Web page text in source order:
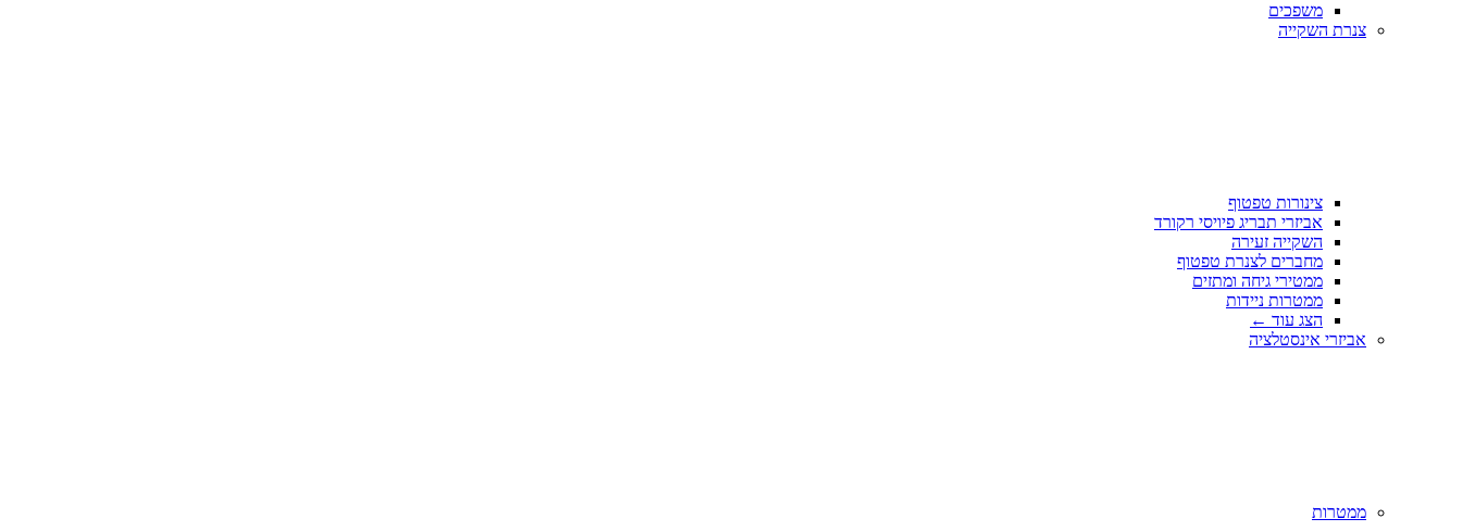
משפכים
צנרת השקייה
צינורות טפטוף
אביזרי תבריג פיויסי רקורד
השקייה זעירה
מחברים לצנרת טפטוף
ממטירי גיחה ומתזים
ממטרות ניידות
הצג עוד ←
אביזרי אינסטלציה
ממטרות